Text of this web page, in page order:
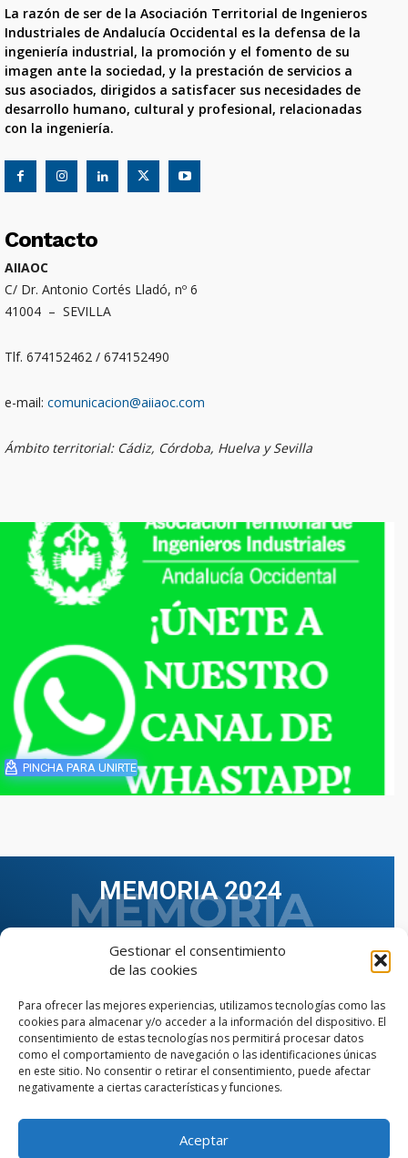
Gestionar el consentimiento
de las cookies
Para ofrecer las mejores experiencias, utilizamos tecnologías como las
cookies para almacenar y/o acceder a la información del dispositivo. El
consentimiento de estas tecnologías nos permitirá procesar datos
como el comportamiento de navegación o las identificaciones únicas
en este sitio. No consentir o retirar el consentimiento, puede afectar
negativamente a ciertas características y funciones.
Aceptar
La razón de ser de la Asociación Territorial de Ingenieros
Industriales de Andalucía Occidental es la defensa de la
ingeniería industrial, la promoción y el fomento de su
imagen ante la sociedad, y la prestación de servicios a
sus asociados, dirigidos a satisfacer sus necesidades de
desarrollo humano, cultural y profesional, relacionadas
con la ingeniería.
Contacto
AIIAOC
C/ Dr. Antonio Cortés Lladó, nº 6
41004 – SEVILLA
Tlf. 674152462 / 674152490
e-mail: comunicacion@aiiaoc.com
Ámbito territorial: Cádiz, Córdoba, Huelva y Sevilla
PINCHA PARA UNIRTE
MEMORIA 2024